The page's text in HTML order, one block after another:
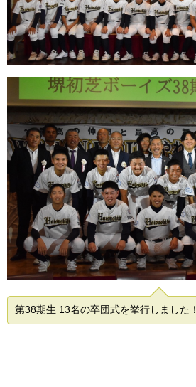
第38期生 13名の卒団式を挙行しました！